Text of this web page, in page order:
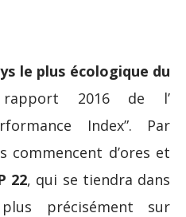
le plus écologique du
2016 de l’
Index”. Par
commencent d’ores et
22, qui se tiendra dans
précisément sur